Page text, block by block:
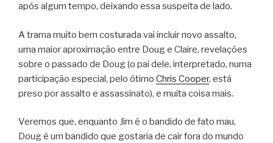
após algum tempo, deixando essa suspeita de lado.
A trama muito bem costurada vai incluir novo assalto,
uma maior aproximação entre Doug e Claire, revelações
sobre o passado de Doug (o pai dele, interpretado, numa
participação especial, pelo ótimo Chris Cooper, está
preso por assalto e assassinato), e muita coisa mais.
Veremos que, enquanto Jim é o bandido de fato mau,
Doug é um bandido que gostaria de cair fora do mundo